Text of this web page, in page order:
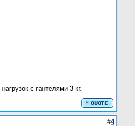
с гантелями 3 кг.
#4